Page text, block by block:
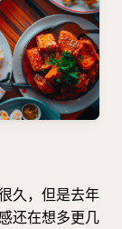
久，但是去年
还在想多更几